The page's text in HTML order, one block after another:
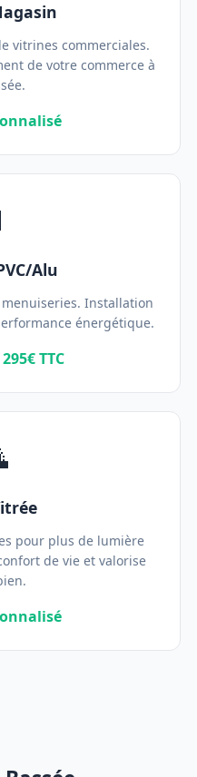
vitrines commerciales.
de votre commerce à
Alu
Installation
énergétique.
TTC
pour plus de lumière
de vie et valorise